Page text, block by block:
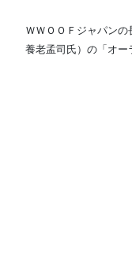
ＷＷＯＯＦジャパン
養老孟司氏）の「オー